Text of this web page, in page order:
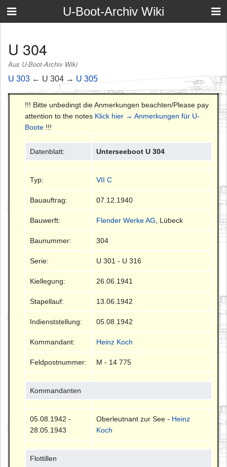
U-Boot-Archiv Wiki
U 304
Aus U-Boot-Archiv Wiki
U 303 ← U 304 → U 305
!!! Bitte unbedingt die Anmerkungen beachten/Please pay
attention to the notes Klick hier → Anmerkungen für U-
Boote !!!
Datenblatt: Unterseeboot U 304
Typ: VII C
Bauauftrag: 07.12.1940
Bauwerft: Flender Werke AG , Lübeck
Baunummer: 304
Serie: U 301 - U 316
Kiellegung: 26.06.1941
Stapellauf: 13.06.1942
Indienststellung: 05.08.1942
Kommandant: Heinz Koch
Feldpostnummer: M - 14 775
Kommandanten
05.08.1942 -
28.05.1943
Oberleutnant zur See - Heinz
Koch
Flottillen